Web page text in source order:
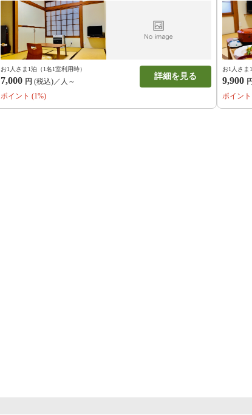
お1人さま1泊（1名1室利用時）
7,000 円 (税込)／人～
詳細を見る
ポイント (1%)
お1人さま
9,900 円
ポイン